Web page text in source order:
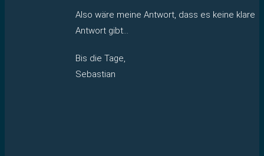
Also wäre meine Antwort, dass es keine klare
Antwort gibt…
Bis die Tage,
Sebastian